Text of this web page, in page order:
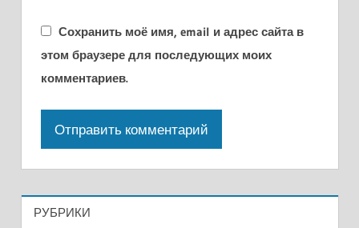
Сохранить моё имя, email и адрес сайта в
этом браузере для последующих моих
комментариев.
РУБРИКИ